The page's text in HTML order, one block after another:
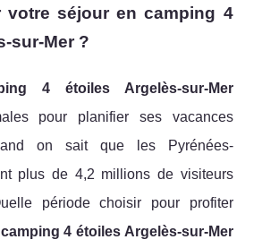
votre séjour en camping 4
sur-Mer ?
4 étoiles Argelès-sur-Mer
pour planifier ses vacances
on sait que les Pyrénées-
plus de 4,2 millions de visiteurs
période choisir pour profiter
camping 4 étoiles Argelès-sur-Mer